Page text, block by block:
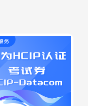
。
地址）和 IPv6